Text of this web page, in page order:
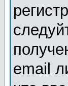
email